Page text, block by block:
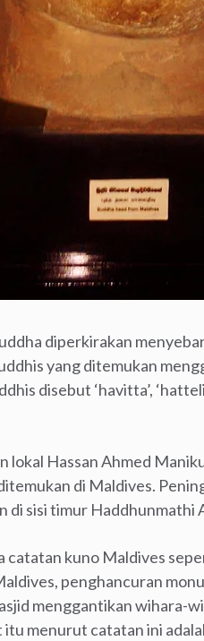
diperkirakan
yang ditemukan
disebut ‘havitta’,
lokal Hassan Ahmed
di Maldives.
di sisi timur Haddhunmathi
catatan kuno Maldives
penghancuran
menggantikan wihara-
itu menurut catatan ini